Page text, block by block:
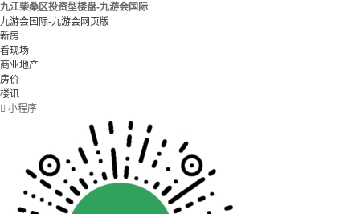
九江柴桑区投资型楼盘-九游会国际
九游会国际-九游会网页版
新房
看现场
商业地产
房价
楼讯
 小程序